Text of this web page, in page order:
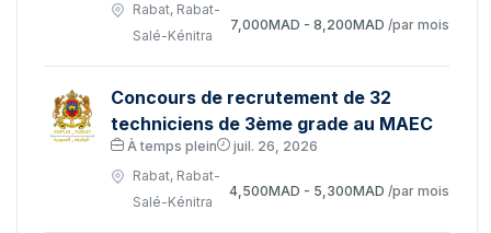
Rabat, Rabat-
Salé-Kénitra
7,000MAD - 8,200MAD /par mois
Concours de recrutement de 32
techniciens de 3ème grade au MAEC
À temps plein
juil. 26, 2026
Rabat, Rabat-
Salé-Kénitra
4,500MAD - 5,300MAD /par mois